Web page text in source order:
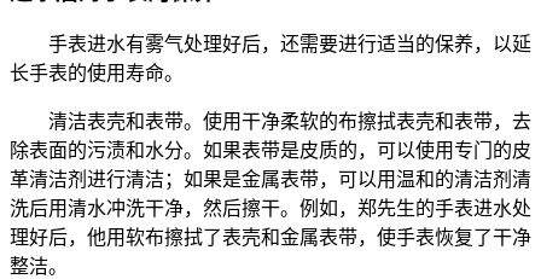
手表进水有雾气处理好后，还需要进行适当的保养，以延
长手表的使用寿命。
清洁表壳和表带。使用干净柔软的布擦拭表壳和表带，去
除表面的污渍和水分。如果表带是皮质的，可以使用专门的皮
革清洁剂进行清洁；如果是金属表带，可以用温和的清洁剂清
洗后用清水冲洗干净，然后擦干。例如，郑先生的手表进水处
理好后，他用软布擦拭了表壳和金属表带，使手表恢复了干净
整洁。